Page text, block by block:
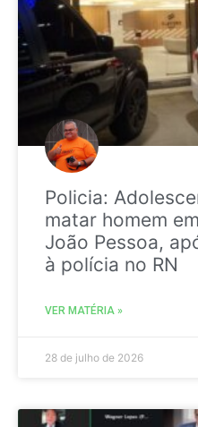
Policia:
matar homem
João Pessoa,
à polícia no RN
VER MATÉRIA »
28 de julho de 2026